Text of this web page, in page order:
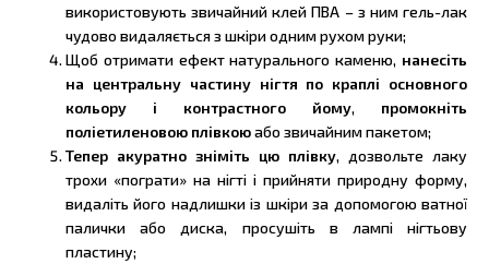
використовують звичайний клей ПВА – з ним гель-лак
чудово видаляється з шкіри одним рухом руки;
Щоб отримати ефект натурального каменю, нанесіть
на центральну частину нігтя по краплі основного
кольору і контрастного йому, промокніть
поліетиленовою плівкоюабо звичайним пакетом;
Тепер акуратно зніміть цю плівку, дозвольте лаку
трохи «пограти» на нігті і прийняти природну форму,
видаліть його надлишки із шкіри за допомогою ватної
палички або диска, просушіть в лампі нігтьову
пластину;